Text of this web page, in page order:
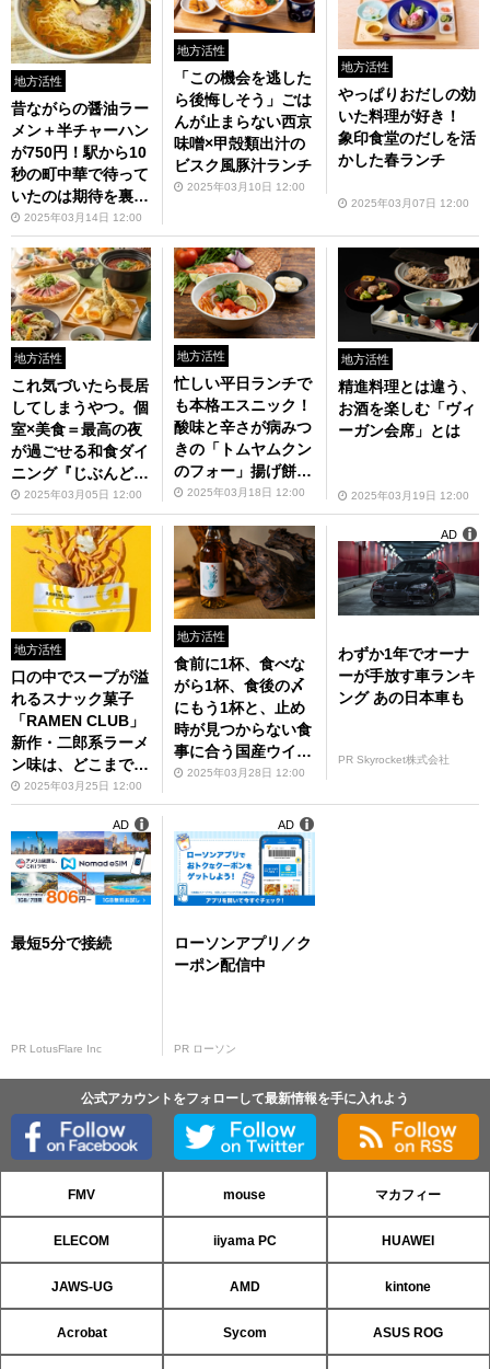
地方活性
昔ながらの醤油ラー
メン＋半チャーハン
が750円！駅から10
秒の町中華で待って
いたのは期待を裏切
らない値段、味、サ
ービスだった！！
2025年03月14日 12:00
地方活性
「この機会を逃した
ら後悔しそう」ごは
んが止まらない西京
味噌×甲殻類出汁の
ビスク風豚汁ランチ
2025年03月10日 12:00
地方活性
やっぱりおだしの効
いた料理が好き！
象印食堂のだしを活
かした春ランチ
2025年03月07日 12:00
地方活性
これ気づいたら長居
してしまうやつ。個
室×美食＝最高の夜
が過ごせる和食ダイ
ニング『じぶんど
き』2025年03月05日 12:00
地方活性
忙しい平日ランチで
も本格エスニック！
酸味と辛さが病みつ
きの「トムヤムクン
のフォー」揚げ餅入
りで食べ応えも満
点！
2025年03月18日 12:00
地方活性
精進料理とは違う、
お酒を楽しむ「ヴィ
ーガン会席」とは
2025年03月19日 12:00
地方活性
口の中でスープが溢
れるスナック菓子
「RAMEN CLUB」
新作・二郎系ラーメ
ン味は、どこまで本
物を再現している
か？
2025年03月25日 12:00
地方活性
食前に1杯、食べな
がら1杯、食後の〆
にもう1杯と、止め
時が見つからない食
事に合う国産ウイス
キー、丸の内マルシ
2025年03月28日 12:00
わずか1年でオーナ
ーが手放す車ランキ
ング あの日本車も
PR Skyrocket株式会社
AD
最短5分で接続
PR LotusFlare Inc
AD
ローソンアプリ／ク
ーポン配信中
PR ローソン
AD
公式アカウントをフォローして最新情報を手に入れよう
FMV mouse マカフィー
ELECOM iiyama PC HUAWEI
JAWS-UG AMD kintone
Acrobat Sycom ASUS ROG